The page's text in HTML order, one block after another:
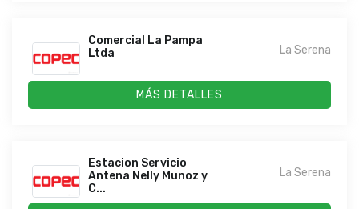
Comercial La Pampa
Ltda
La Serena
MÁS DETALLES
Estacion Servicio
Antena Nelly Munoz y
C...
La Serena